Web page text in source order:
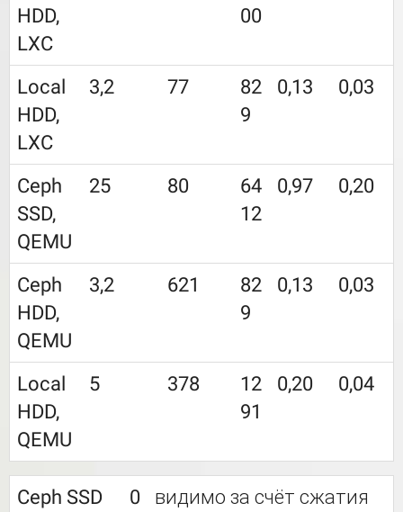
HDD,
LXC
00
Local
HDD,
LXC
3,2 77
82
9
0,13 0,03
Ceph
SSD,
QEMU
25 80
64
12
0,97 0,20
Ceph
HDD,
QEMU
3,2 621
82
9
0,13 0,03
Local
HDD,
QEMU
5 378
12
91
0,20 0,04
Ceph SSD
0
видимо за счёт сжатия